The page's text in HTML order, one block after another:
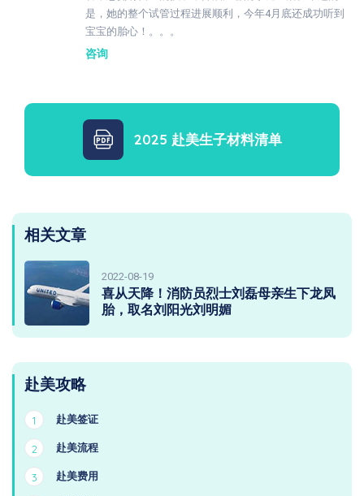
是，她的整个试管过程进展顺利，今年4月底还成功听到
宝宝的胎心！。。。
咨询
2025 赴美生子材料清单
相关文章
2022-08-19
喜从天降！消防员烈士刘磊母亲生下龙凤
胎，取名刘阳光刘明媚
赴美攻略
1 赴美签证
2 赴美流程
3 赴美费用